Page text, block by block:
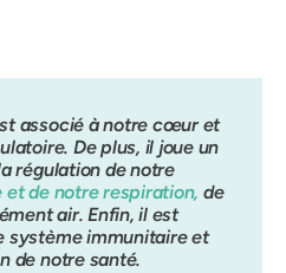
associé à notre cœur et
De plus, il joue un
régulation de notre
de notre respiration, de
air. Enfin, il est
système immunitaire et
de notre santé.